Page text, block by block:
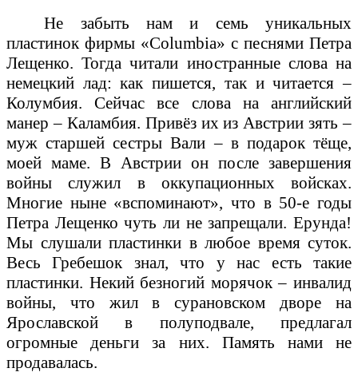
Не забыть нам и семь уникальных
пластинок фирмы «Columbia» с песнями Петра
Лещенко. Тогда читали иностранные слова на
немецкий лад: как пишется, так и читается –
Колумбия. Сейчас все слова на английский
манер – Каламбия. Привёз их из Австрии зять –
муж старшей сестры Вали – в подарок тёще,
моей маме. В Австрии он после завершения
войны служил в оккупационных войсках.
Многие ныне «вспоминают», что в 50-е годы
Петра Лещенко чуть ли не запрещали. Ерунда!
Мы слушали пластинки в любое время суток.
Весь Гребешок знал, что у нас есть такие
пластинки. Некий безногий морячок – инвалид
войны, что жил в сурановском дворе на
Ярославской в полуподвале, предлагал
огромные деньги за них. Память нами не
продавалась.